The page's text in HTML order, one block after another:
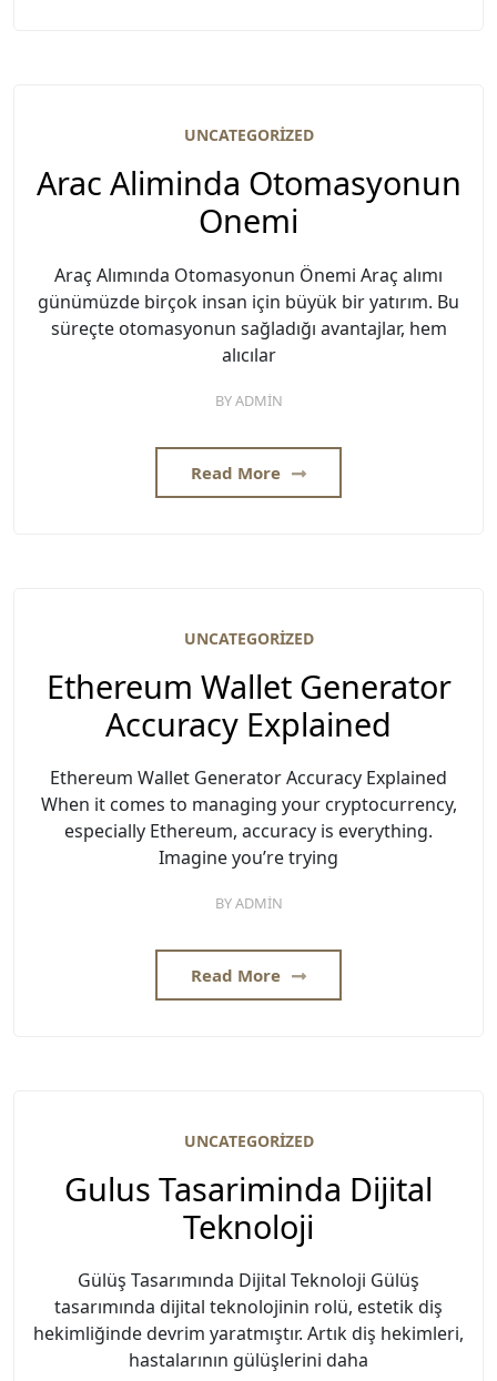
UNCATEGORIZED
Arac Aliminda Otomasyonun
Onemi
Araç Alımında Otomasyonun Önemi Araç alımı
günümüzde birçok insan için büyük bir yatırım. Bu
süreçte otomasyonun sağladığı avantajlar, hem
alıcılar
BYADMIN
Read More
UNCATEGORIZED
Ethereum Wallet Generator
Accuracy Explained
Ethereum Wallet Generator Accuracy Explained
When it comes to managing your cryptocurrency,
especially Ethereum, accuracy is everything.
Imagine you’re trying
BYADMIN
Read More
UNCATEGORIZED
Gulus Tasariminda Dijital
Teknoloji
Gülüş Tasarımında Dijital Teknoloji Gülüş
tasarımında dijital teknolojinin rolü, estetik diş
hekimliğinde devrim yaratmıştır. Artık diş hekimleri,
hastalarının gülüşlerini daha